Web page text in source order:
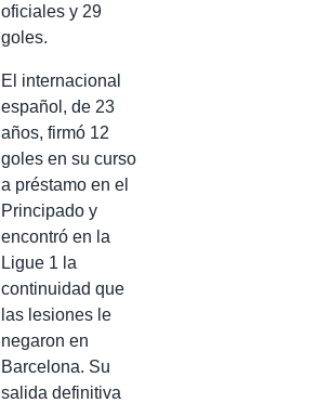
oficiales y 29
goles.
El internacional
español, de 23
años, firmó 12
goles en su curso
a préstamo en el
Principado y
encontró en la
Ligue 1 la
continuidad que
las lesiones le
negaron en
Barcelona. Su
salida definitiva